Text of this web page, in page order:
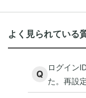
よく見られている
Q
ログイン
た。再設